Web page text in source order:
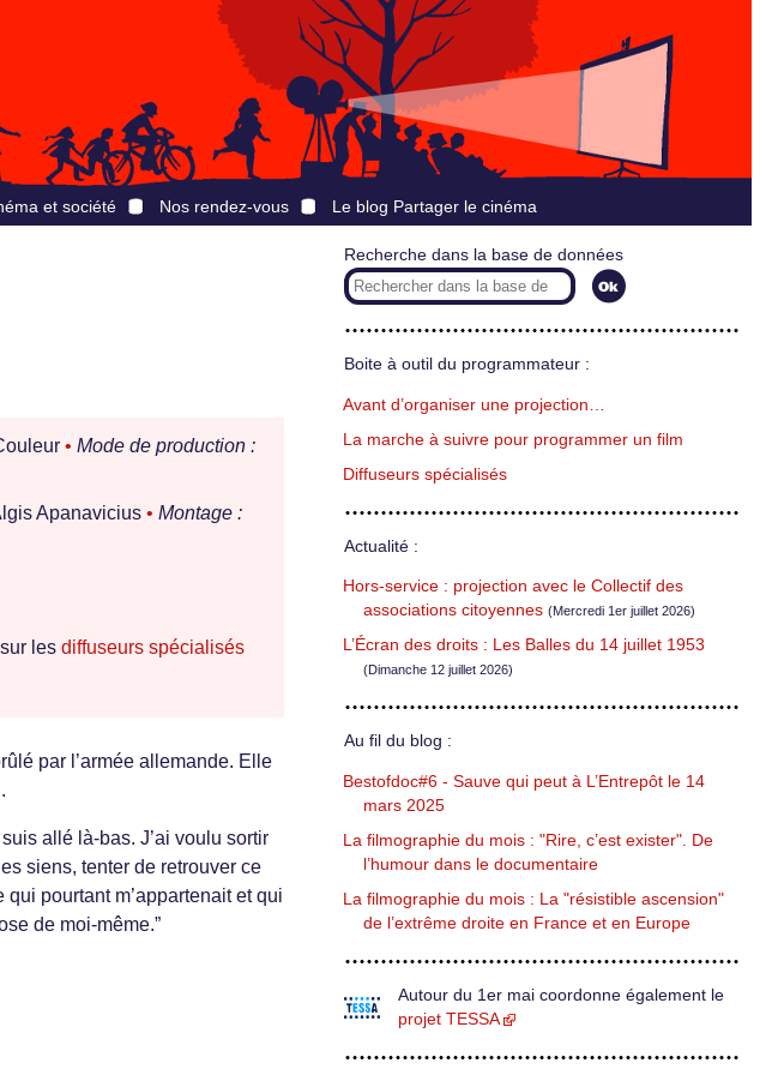
et société Nos rendez-vous Le blog Partager le cinéma
• Mode de production :
Apanavicius • Montage :
les diffuseurs spécialisés
par l’armée allemande. Elle
allé là-bas. J’ai voulu sortir
siens, tenter de retrouver ce
qui pourtant m’appartenait et qui
de moi-même.”
Recherche dans la base de données
Boite à outil du programmateur :
Avant d’organiser une projection…
La marche à suivre pour programmer un film
Diffuseurs spécialisés
Actualité :
Hors-service : projection avec le Collectif des
associations citoyennes (Mercredi 1er juillet 2026)
L’Écran des droits : Les Balles du 14 juillet 1953
(Dimanche 12 juillet 2026)
Au fil du blog :
Bestofdoc#6 - Sauve qui peut à L’Entrepôt le 14
mars 2025
La filmographie du mois : "Rire, c’est exister". De
l’humour dans le documentaire
La filmographie du mois : La "résistible ascension"
de l’extrême droite en France et en Europe
Autour du 1er mai coordonne également le
projet TESSA